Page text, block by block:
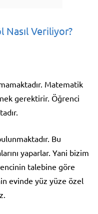
Veriliyor?
Matematik
gerektirir. Öğrenci
Bu
yaparlar. Yani bizim
talebine göre
evinde yüz yüze özel